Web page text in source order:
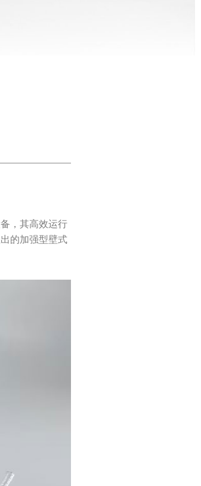
，其高效运行
的加强型壁式